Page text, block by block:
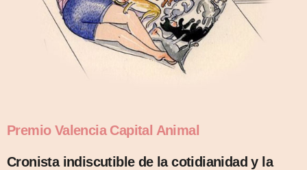
Premio Valencia Capital Animal
Cronista indiscutible de la cotidianidad y la